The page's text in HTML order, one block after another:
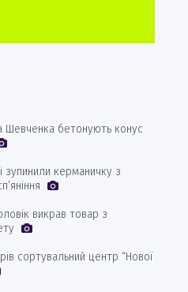
Шевченка бетонують конус
зупинили керманичку з
викрав товар з
сортувальний центр “Нової